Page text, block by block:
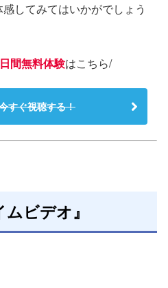
してみてはいかがでしょう
間無料体験はこちら/
すぐ視聴する！
ビデオ』